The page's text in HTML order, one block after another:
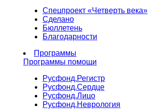
Спецпроект «Четверть века»
Сделано
Бюллетень
Благодарности
Программы
Программы помощи
Русфонд.Регистр
Русфонд.Сердце
Русфонд.Лицо
Русфонд.Неврология